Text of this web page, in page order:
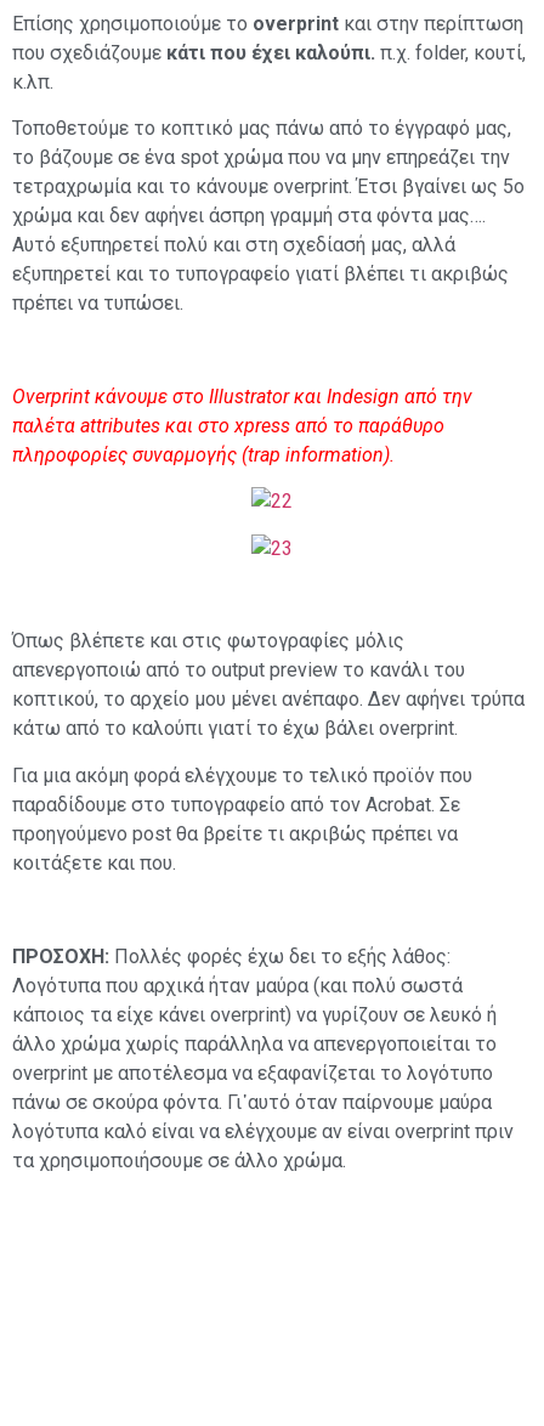
Επίσης χρησιμοποιούμε το overprint και στην περίπτωση
που σχεδιάζουμε κάτι που έχει καλούπι. π.χ. folder, κουτί,
κ.λπ.
Τοποθετούμε το κοπτικό μας πάνω από το έγγραφό μας,
το βάζουμε σε ένα spot χρώμα που να μην επηρεάζει την
τετραχρωμία και το κάνουμε overprint. Έτσι βγαίνει ως 5ο
χρώμα και δεν αφήνει άσπρη γραμμή στα φόντα μας….
Αυτό εξυπηρετεί πολύ και στη σχεδίασή μας, αλλά
εξυπηρετεί και το τυπογραφείο γιατί βλέπει τι ακριβώς
πρέπει να τυπώσει.
Overprint κάνουμε στο Illustrator και Indesign από την
παλέτα attributes και στο xpress από το παράθυρο
πληροφορίες συναρμογής (trap information).
Όπως βλέπετε και στις φωτογραφίες μόλις
απενεργοποιώ από το output preview το κανάλι του
κοπτικού, το αρχείο μου μένει ανέπαφο. Δεν αφήνει τρύπα
κάτω από το καλούπι γιατί το έχω βάλει overprint.
Για μια ακόμη φορά ελέγχουμε το τελικό προϊόν που
παραδίδουμε στο τυπογραφείο από τον Acrobat. Σε
προηγούμενο post θα βρείτε τι ακριβώς πρέπει να
κοιτάξετε και που.
ΠΡΟΣΟΧΗ: Πολλές φορές έχω δει το εξής λάθος:
Λογότυπα που αρχικά ήταν μαύρα (και πολύ σωστά
κάποιος τα είχε κάνει οverprint) να γυρίζουν σε λευκό ή
άλλο χρώμα χωρίς παράλληλα να απενεργοποιείται το
overprint με αποτέλεσμα να εξαφανίζεται το λογότυπο
πάνω σε σκούρα φόντα. Γι᾽αυτό όταν παίρνουμε μαύρα
λογότυπα καλό είναι να ελέγχουμε αν είναι overprint πριν
τα χρησιμοποιήσουμε σε άλλο χρώμα.